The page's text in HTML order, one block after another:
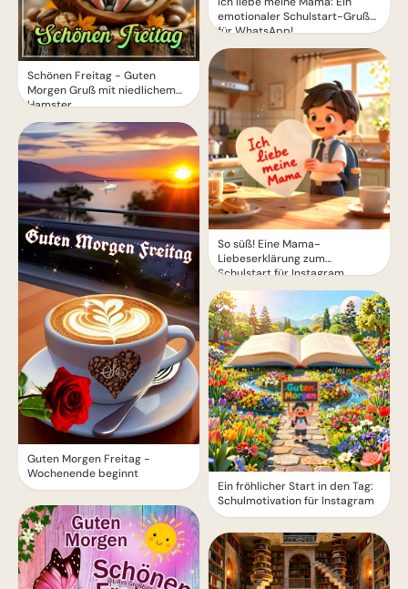
Schönen Freitag - Guten
Morgen Gruß mit niedlichem
Hamster
Guten Morgen Freitag -
Wochenende beginnt
emotionaler Schulstart-Gruß
für WhatsApp!
So süß! Eine Mama-
Liebeserklärung zum
Schulstart für Instagram
Ein fröhlicher Start in den Tag:
Schulmotivation für Instagram